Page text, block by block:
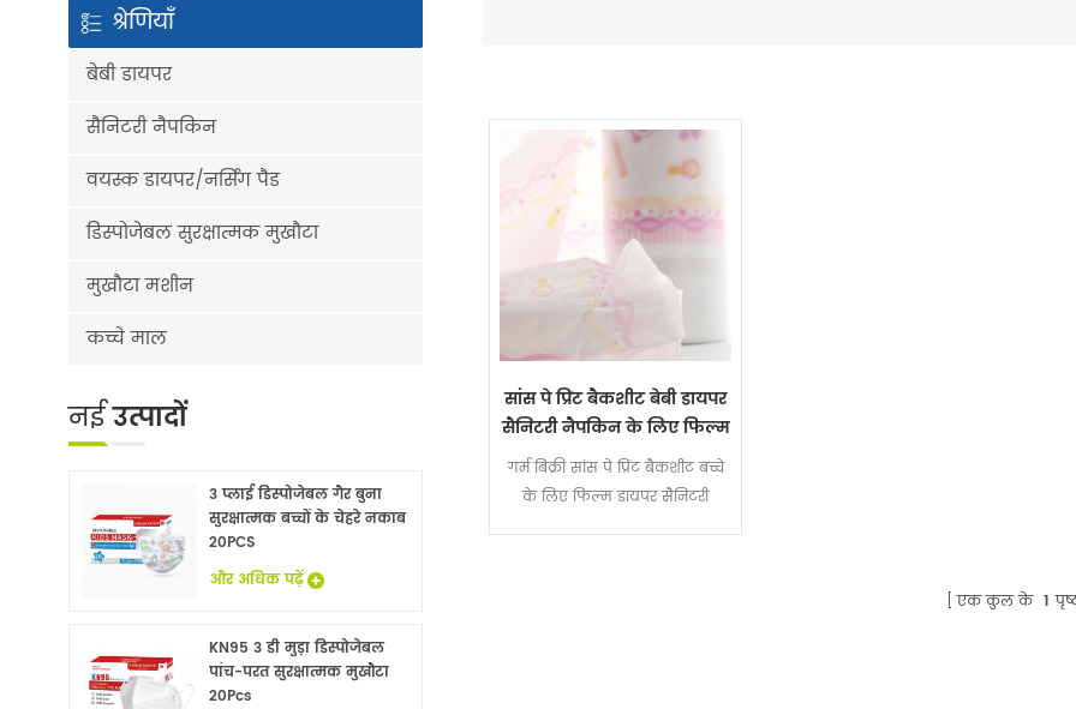
सांस पे प्रिंट बैकशीट बेबी डायपर
सैनिटरी नैपकिन के लिए फिल्म
गर्म बिक्री सांस पे प्रिंट बैकशीट बच्चे
के लिए फिल्म डायपर सैनिटरी
एक कुल के 1
श्रेणियाँ
बेबी डायपर
सैनिटरी नैपकिन
वयस्क डायपर/नर्सिंग पैड
डिस्पोजेबल सुरक्षात्मक मुखौटा
मुखौटा मशीन
कच्चे माल
नईउत्पादों
3 प्लाई डिस्पोजेबल गैर बुना
सुरक्षात्मक बच्चों के चेहरे नकाब
20PCS
और अधिक पढ़ें
KN95 3 डी मुड़ा डिस्पोजेबल
पांच-परत सुरक्षात्मक मुखौटा
20Pcs